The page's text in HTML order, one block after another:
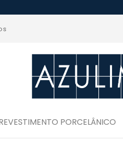
PORCELÂNICO